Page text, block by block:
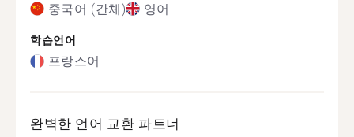
중국어 (간체) 영어
학습언어
프랑스어
완벽한 언어 교환 파트너